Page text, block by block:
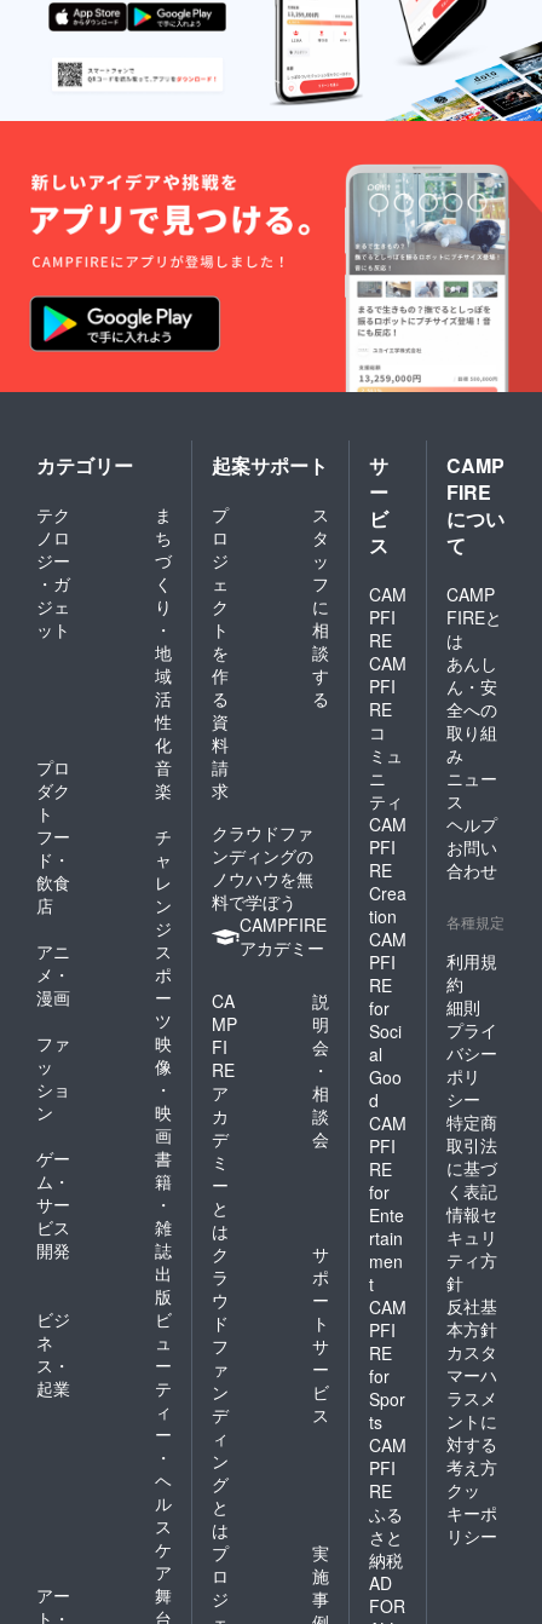
化戦略会議
会員／日本
ディスプレ
イクリエイ
ンバサダー
／ クリエ
イティブユ
ニットPAL
主宰
カテゴリー
テク
ノロ
ジー
・ガ
ジェ
ット
ま
ち
づ
く
り
・
地
域
活
性
化
プロ
ダク
ト
音
楽
フー
ド・
飲食
店
チ
ャ
レ
ン
ジ
アニ
メ・
漫画
ス
ポ
ー
ツ
ファ
ッ
ショ
ン
映
像
・
映
画
ゲー
ム・
サー
ビス
開発
書
籍
・
雑
誌
出
版
ビジ
ネ
ス・
起業
ビ
ュ
ー
テ
ィ
ー
・
ヘ
ル
ス
ケ
ア
アー
ト・
舞
台
起案サポート
プ
ロ
ジ
ェ
ク
ト
を
作
る
ス
タ
ッ
フ
に
相
談
す
る
資
料
請
求
クラウドファ
ンディングの
ノウハウを無
料で学ぼう
CAMPFIRE
アカデミー
CA
MP
FI
RE
ア
カ
デ
ミ
ー
と
は
説
明
会
・
相
談
会
ク
ラ
ウ
ド
フ
ァ
ン
デ
ィ
ン
グ
と
は
サ
ポ
ー
ト
サ
ー
ビ
ス
プ
ロ
ジ
実
施
事
サ
ー
ビ
ス
CAM
PFI
RE
CAM
PFI
RE
コ
ミュ
ニ
ティ
CAM
PFI
RE
Crea
tion
CAM
PFI
RE
for
Soci
al
Goo
d
CAM
PFI
RE
for
Ente
rtain
men
t
CAM
PFI
RE
for
Spor
ts
CAM
PFI
RE
ふる
さと
納税
AD
FOR
CAMP
FIRE
につい
て
CAMP
FIREと
は
あんし
ん・安
全への
取り組
み
ニュー
ス
ヘルプ
お問い
合わせ
各種規定
利用規
約
細則
プライ
バシー
ポリ
シー
特定商
取引法
に基づ
く表記
情報セ
キュリ
ティ方
針
反社基
本方針
カスタ
マーハ
ラスメ
ントに
対する
考え方
クッ
キーポ
リシー